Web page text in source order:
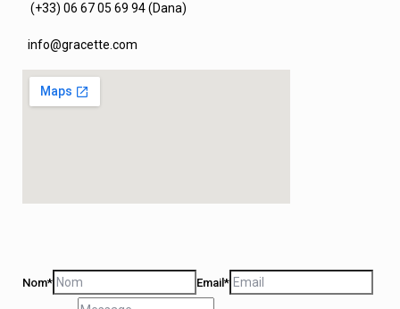
(+33) 06 67 05 69 94 (Dana)
info@gracette.com
Nom* Email*